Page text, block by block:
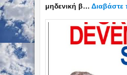
μηδενική β… Διαβάστε